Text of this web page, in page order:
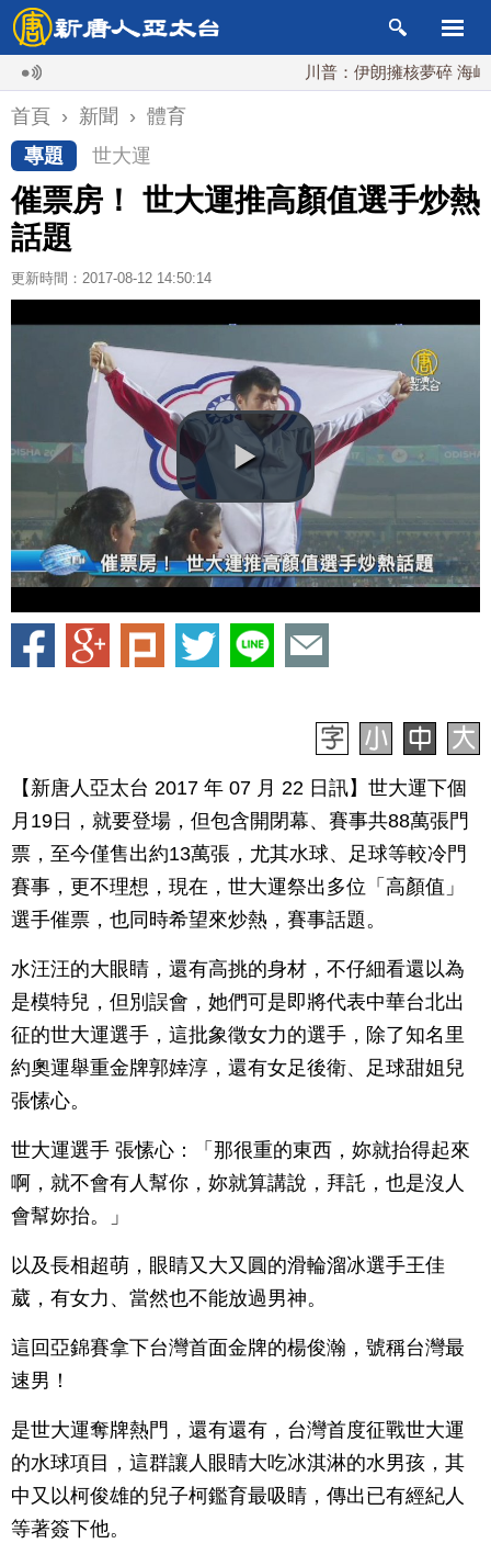
川普：伊朗擁核夢碎 海峽即將
首頁 › 新聞 › 體育
專題
世大運
催票房！ 世大運推高顏值選手炒熱
話題
更新時間：2017-08-12 14:50:14
【新唐人亞太台 2017 年 07 月 22 日訊】世大運下個
月19日，就要登場，但包含開閉幕、賽事共88萬張門
票，至今僅售出約13萬張，尤其水球、足球等較冷門
賽事，更不理想，現在，世大運祭出多位「高顏值」
選手催票，也同時希望來炒熱，賽事話題。
水汪汪的大眼睛，還有高挑的身材，不仔細看還以為
是模特兒，但別誤會，她們可是即將代表中華台北出
征的世大運選手，這批象徵女力的選手，除了知名里
約奧運舉重金牌郭婞淳，還有女足後衛、足球甜姐兒
張愫心。
世大運選手 張愫心：「那很重的東西，妳就抬得起來
啊，就不會有人幫你，妳就算講說，拜託，也是沒人
會幫妳抬。」
以及長相超萌，眼睛又大又圓的滑輪溜冰選手王佳
葳，有女力、當然也不能放過男神。
這回亞錦賽拿下台灣首面金牌的楊俊瀚，號稱台灣最
速男！
是世大運奪牌熱門，還有還有，台灣首度征戰世大運
的水球項目，這群讓人眼睛大吃冰淇淋的水男孩，其
中又以柯俊雄的兒子柯鑑育最吸睛，傳出已有經紀人
等著簽下他。